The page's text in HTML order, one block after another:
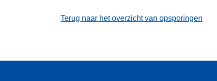
Terug naar het overzicht van opsporingen